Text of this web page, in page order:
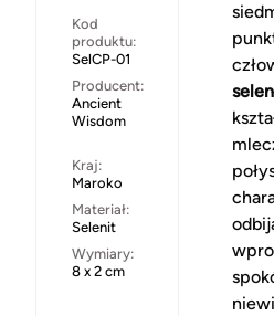
Kod
produktu:
SelCP-01
Producent:
Ancient
Wisdom
Kraj:
Maroko
Materiał:
Selenit
Wymiary:
8 x 2 cm